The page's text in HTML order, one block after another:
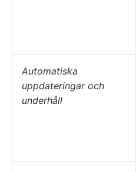
Automatiska
uppdateringar och
underhåll